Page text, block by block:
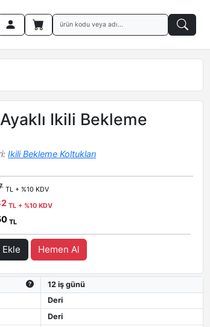
Ikili Bekleme
Ikili Bekleme Koltukları
TL + %10 KDV
TL + %10 KDV
TL
Hemen Al
12 iş günü
Deri
Deri